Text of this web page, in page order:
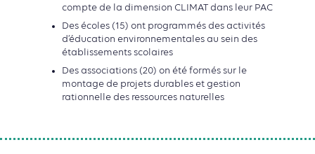
compte de la dimension CLIMAT dans leur PAC
Des écoles (15) ont programmés des activités
d’éducation environnementales au sein des
établissements scolaires
Des associations (20) on été formés sur le
montage de projets durables et gestion
rationnelle des ressources naturelles